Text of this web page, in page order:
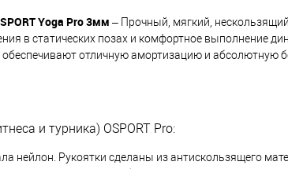
Yoga Pro 3мм – Прочный, мягкий,
в статических позах и комфортное выполнение
отличную амортизацию и абсолютную
и турника) OSPORT Pro:
нейлон. Рукоятки сделаны из антискользящего